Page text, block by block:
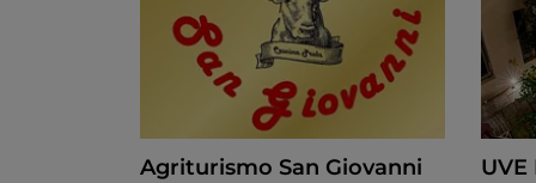
Agriturismo San Giovanni
UVE